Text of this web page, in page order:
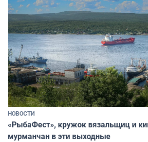
НОВОСТИ
«РыбаФест», кружок вязальщиц и
мурманчан в эти выходные